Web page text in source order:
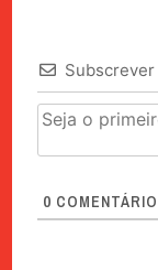
Subscrever
0